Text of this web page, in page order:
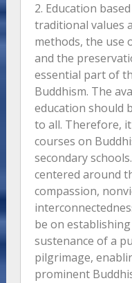
2. Education
traditional values
methods, the use
and the
essential part of
Buddhism. The
education should
to all. Therefore,
courses on
secondary
centered around
compassion,
be on
sustenance of a
pilgrimage,
prominent